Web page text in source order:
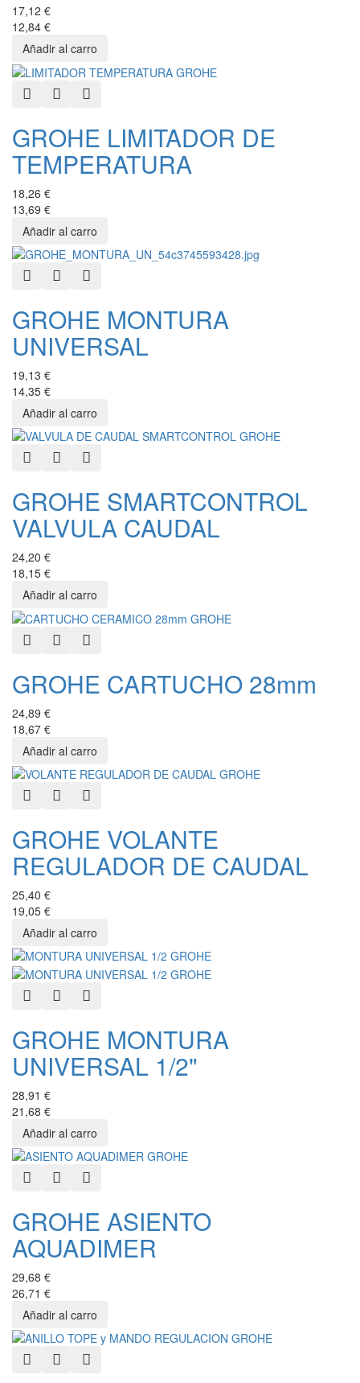
17,12 €
12,84 €
Quick ViewAdd to Wishlist
GROHE LIMITADOR DE
TEMPERATURA
18,26 €
13,69 €
Quick ViewAdd to Wishlist
GROHE MONTURA
UNIVERSAL
19,13 €
14,35 €
Quick ViewAdd to Wishlist
GROHE SMARTCONTROL
VALVULA CAUDAL
24,20 €
18,15 €
Quick ViewAdd to Wishlist
GROHE CARTUCHO 28mm
24,89 €
18,67 €
Quick ViewAdd to Wishlist
GROHE VOLANTE
REGULADOR DE CAUDAL
25,40 €
19,05 €
Quick ViewAdd to Wishlist
GROHE MONTURA
UNIVERSAL 1/2"
28,91 €
21,68 €
Quick ViewAdd to Wishlist
GROHE ASIENTO
AQUADIMER
29,68 €
26,71 €
Quick ViewAdd to Wishlist